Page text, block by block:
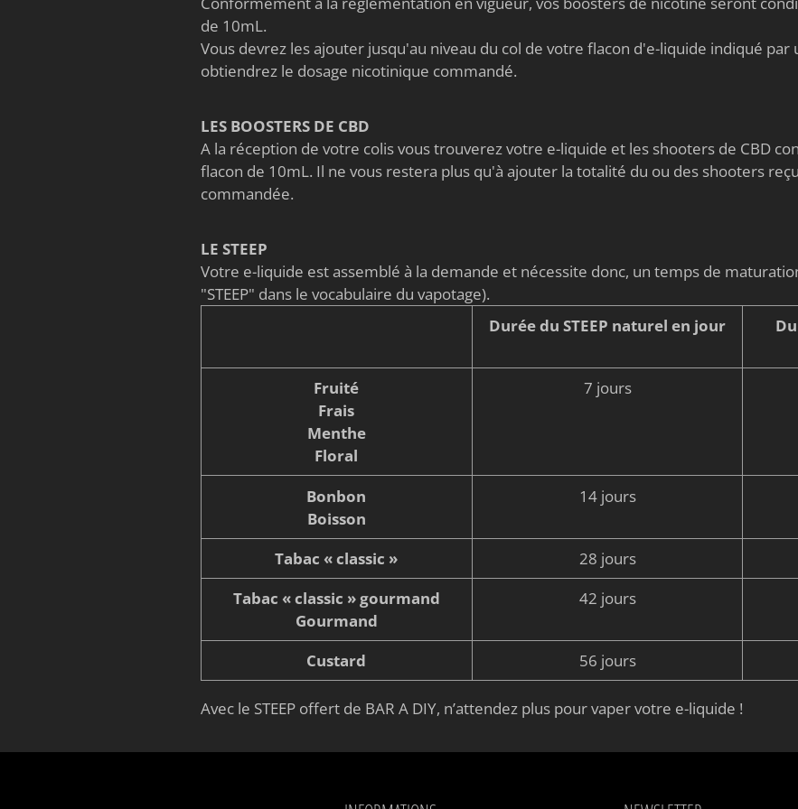
de 10mL.
Vous devrez les ajouter jusqu'au niveau du col de votre flacon d'e-liquide indiqué par
obtiendrez le dosage nicotinique commandé.
LES BOOSTERS DE CBD
A la réception de votre colis vous trouverez votre e-liquide et les shooters de CBD
flacon de 10mL. Il ne vous restera plus qu'à ajouter la totalité du ou des shooters
commandée.
LE STEEP
Votre e-liquide est assemblé à la demande et nécessite donc, un temps de
"STEEP" dans le vocabulaire du vapotage).
Durée du STEEP naturel en jour
Fruité
Frais
Menthe
Floral
7 jours
Bonbon
Boisson
14 jours
Tabac « classic » 28 jours
Tabac « classic » gourmand
Gourmand
42 jours
Custard 56 jours
Avec le STEEP offert de BAR A DIY, n’attendez plus pour vaper votre e-liquide !